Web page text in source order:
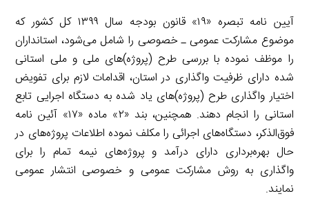
آیین نامه تبصره «۱۹» قانون بودجه سال ۱۳۹۹ کل کشور که
موضوع مشاركت عمومی ـ خصوصی را شامل می‌شود، استانداران
را موظف‌ نموده با بررسی طرح‌ (پروژه)‌های ملی و ملی استانی
شده دارای ظرفیت واگذاری در استان، اقدامات لازم برای تفویض
اختیار واگذاری طرح (پروژه)های یاد شده به دستگاه‌ اجرایی تابع
استانی را انجام دهند. همچنین، بند «۲» ماده «۱۷» آئین نامه
فوق‌الذکر، دستگاه‌های اجرائی را مکلف نموده اطلاعات پروژه‌های در
حال بهره‌برداری دارای درآمد و پروژه‌های نیمه تمام را برای
واگذاری به روش مشارکت عمومی و خصوصی انتشار عمومی
نمایند.